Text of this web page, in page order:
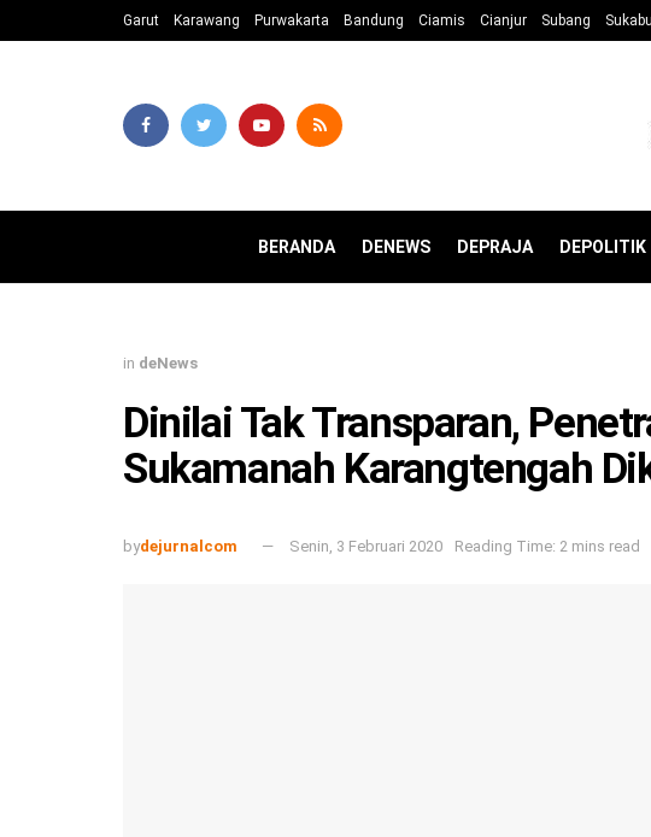
Garut Karawang Purwakarta Bandung Ciamis Cianjur Subang
BERANDA DENEWS DEPRAJA DEPOLITIK
in deNews
Dinilai Tak Transparan,
Sukamanah Karangtengah
bydejurnalcom Senin, 3 Februari 2020 Reading Time: 2 mins read